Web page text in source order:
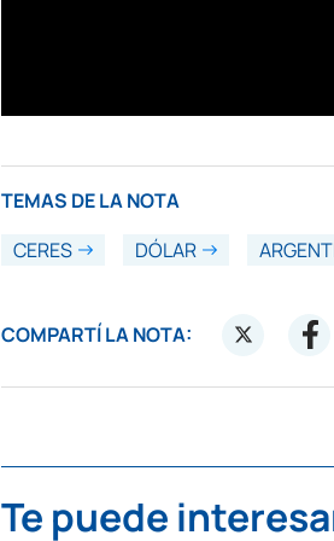
TEMAS DE LA NOTA
CERES
DÓLAR
COMPARTÍ LA NOTA:
Te puede